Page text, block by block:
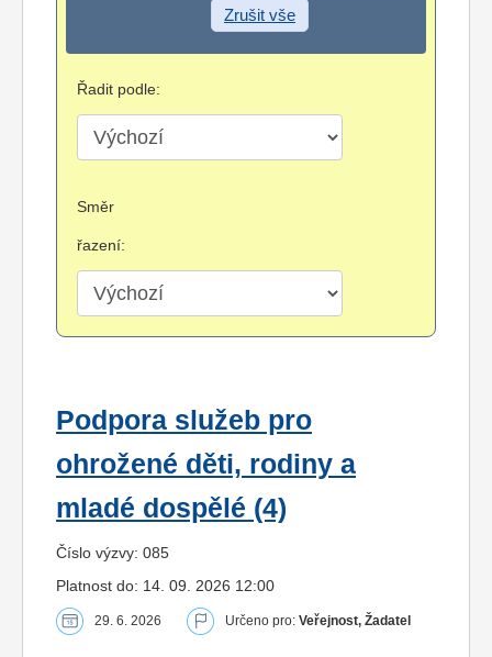
Zrušit vše
Řadit podle:
Směr
řazení:
Podpora služeb pro
ohrožené děti, rodiny a
mladé dospělé (4)
Číslo výzvy: 085
Platnost do: 14. 09. 2026 12:00
29. 6. 2026 Určeno pro: Veřejnost, Žadatel